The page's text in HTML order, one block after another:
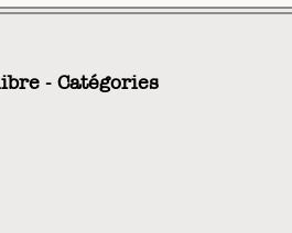
- Catégories